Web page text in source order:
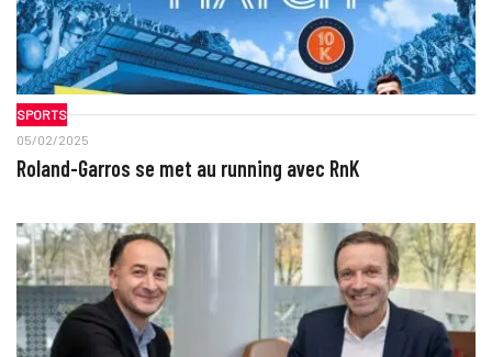
SPORTS
05/02/2025
Roland-Garros se met au running avec RnK